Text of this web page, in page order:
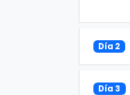
Día 2
Día 3